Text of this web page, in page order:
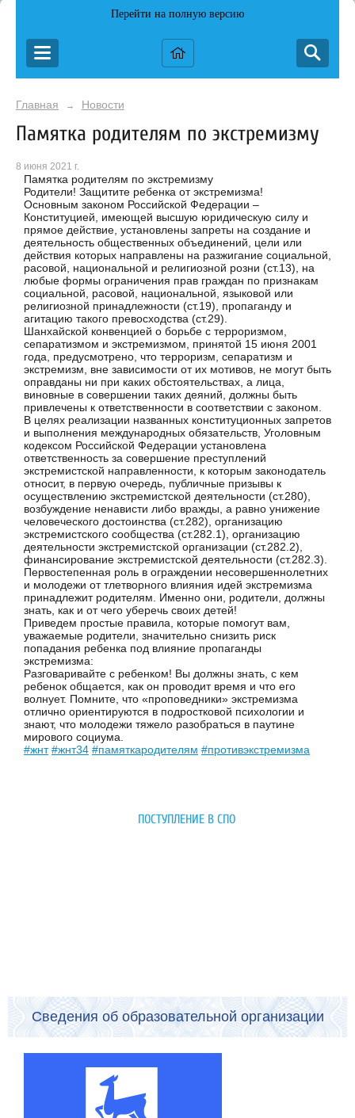
Перейти на полную версию
Главная → Новости
Памятка родителям по экстремизму
8 июня 2021 г.
Памятка родителям по экстремизму
Родители! Защитите ребенка от экстремизма!
Основным законом Российской Федерации –
Конституцией, имеющей высшую юридическую силу и
прямое действие, установлены запреты на создание и
деятельность общественных объединений, цели или
действия которых направлены на разжигание социальной,
расовой, национальной и религиозной розни (ст.13), на
любые формы ограничения прав граждан по признакам
социальной, расовой, национальной, языковой или
религиозной принадлежности (ст.19), пропаганду и
агитацию такого превосходства (ст.29).
Шанхайской конвенцией о борьбе с терроризмом,
сепаратизмом и экстремизмом, принятой 15 июня 2001
года, предусмотрено, что терроризм, сепаратизм и
экстремизм, вне зависимости от их мотивов, не могут быть
оправданы ни при каких обстоятельствах, а лица,
виновные в совершении таких деяний, должны быть
привлечены к ответственности в соответствии с законом.
В целях реализации названных конституционных запретов
и выполнения международных обязательств, Уголовным
кодексом Российской Федерации установлена
ответственность за совершение преступлений
экстремистской направленности, к которым законодатель
относит, в первую очередь, публичные призывы к
осуществлению экстремистской деятельности (ст.280),
возбуждение ненависти либо вражды, а равно унижение
человеческого достоинства (ст.282), организацию
экстремистского сообщества (ст.282.1), организацию
деятельности экстремистской организации (ст.282.2),
финансирование экстремистской деятельности (ст.282.3).
Первостепенная роль в ограждении несовершеннолетних
и молодежи от тлетворного влияния идей экстремизма
принадлежит родителям. Именно они, родители, должны
знать, как и от чего уберечь своих детей!
Приведем простые правила, которые помогут вам,
уважаемые родители, значительно снизить риск
попадания ребенка под влияние пропаганды
экстремизма:
Разговаривайте с ребенком! Вы должны знать, с кем
ребенок общается, как он проводит время и что его
волнует. Помните, что «проповедники» экстремизма
отлично ориентируются в подростковой психологии и
знают, что молодежи тяжело разобраться в паутине
мирового социума.
#жнт #жнт34 #памяткародителям #противэкстремизма
ПОСТУПЛЕНИЕ В СПО
Сведения об образовательной организации